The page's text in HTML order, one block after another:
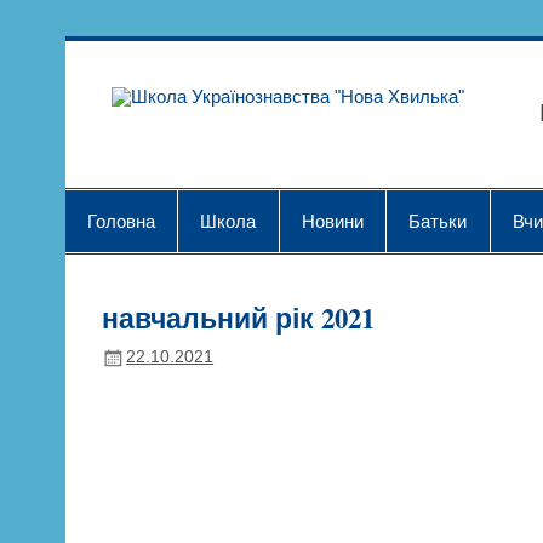
Головна Школа Новини Батьки
навчальний рік 2021
22.10.2021